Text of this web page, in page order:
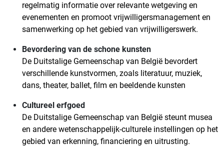
regelmatig informatie over relevante wetgeving en
evenementen en promoot vrijwilligersmanagement en
samenwerking op het gebied van vrijwilligerswerk.
Bevordering van de schone kunsten
De Duitstalige Gemeenschap van België bevordert
verschillende kunstvormen, zoals literatuur, muziek,
dans, theater, ballet, film en beeldende kunsten
Cultureel erfgoed
De Duitstalige Gemeenschap van België steunt musea
en andere wetenschappelijk-culturele instellingen op het
gebied van erkenning, financiering en uitrusting.